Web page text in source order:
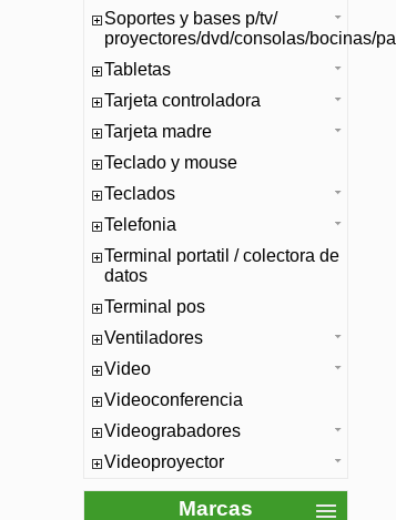
Soportes y bases p/tv/
proyectores/dvd/consolas/bocinas/
Tabletas
Tarjeta controladora
Tarjeta madre
Teclado y mouse
Teclados
Telefonia
Terminal portatil / colectora de
datos
Terminal pos
Ventiladores
Video
Videoconferencia
Videograbadores
Videoproyector
Marcas